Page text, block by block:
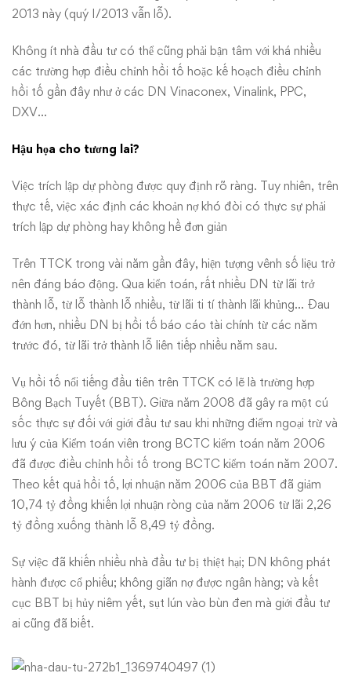
2013 này (quý I/2013 vẫn lỗ).
Không ít nhà đầu tư có thể cũng phải bận tâm với khá nhiều
các trường hợp điều chỉnh hồi tố hoặc kế hoạch điều chỉnh
hồi tố gần đây như ở các DN Vinaconex, Vinalink, PPC,
DXV…
Hậu họa cho tương lai?
Việc trích lập dự phòng được quy định rõ ràng. Tuy nhiên, trên
thực tế, việc xác định các khoản nợ khó đòi có thực sự phải
trích lập dự phòng hay không hề đơn giản
Trên TTCK trong vài năm gần đây, hiện tượng vênh số liệu trở
nên đáng báo động. Qua kiển toán, rất nhiều DN từ lãi trở
thành lỗ, từ lỗ thành lỗ nhiều, từ lãi ti tí thành lãi khủng… Đau
đớn hơn, nhiều DN bị hồi tố báo cáo tài chính từ các năm
trước đó, từ lãi trở thành lỗ liên tiếp nhiều năm sau.
Vụ hồi tố nổi tiếng đầu tiên trên TTCK có lẽ là trường hợp
Bông Bạch Tuyết (BBT). Giữa năm 2008 đã gây ra một cú
sốc thực sự đối với giới đầu tư sau khi những điểm ngoại trừ và
lưu ý của Kiểm toán viên trong BCTC kiểm toán năm 2006
đã được điều chỉnh hồi tố trong BCTC kiểm toán năm 2007.
Theo kết quả hồi tố, lợi nhuận năm 2006 của BBT đã giảm
10,74 tỷ đồng khiến lợi nhuận ròng của năm 2006 từ lãi 2,26
tỷ đồng xuống thành lỗ 8,49 tỷ đồng.
Sự việc đã khiến nhiều nhà đầu tư bị thiệt hại; DN không phát
hành được cổ phiếu; không giãn nợ được ngân hàng; và kết
cục BBT bị hủy niêm yết, sụt lún vào bùn đen mà giới đầu tư
ai cũng đã biết.